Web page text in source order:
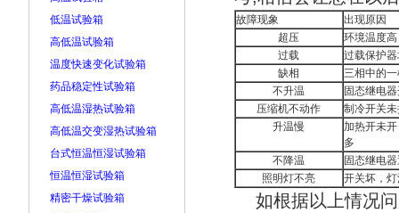
低温试验箱
高低温试验箱
温度快速变化试验箱
药品稳定性试验箱
高低温湿热试验箱
高低温交变湿热试验箱
台式恒温恒湿试验箱
恒温恒湿试验箱
精密干燥试验箱
故障现象
出现原因
超压
环境温度
过载
过载保护
缺相
三相中的
不升温
固态继电
压缩机不动作
制冷开关
升温慢
加热开未
多
不降温
固态继电
照明灯不亮
开关坏，
如根据以上情况问